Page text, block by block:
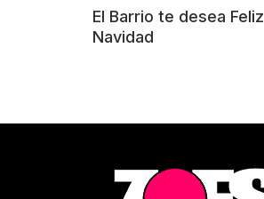
El Barrio te desea Feliz
Navidad